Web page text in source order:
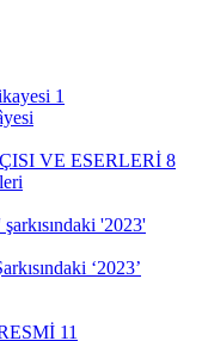
‘2023’